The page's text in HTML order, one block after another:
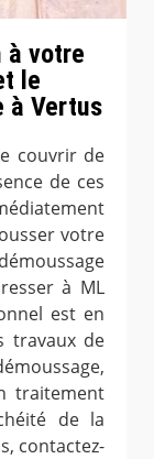
à votre
le
à Vertus
couvrir de
de ces
votre
à ML
est en
travaux de
traitement
de la
contactez-